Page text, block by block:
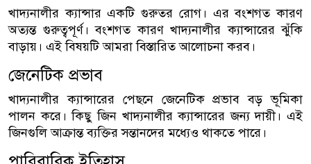
খাদ্যনালীর ক্যান্সার একটি গুরুতর রোগ। এর বংশগত কারণ
অত্যন্ত গুরুত্বপূর্ণ। বংশগত কারণ খাদ্যনালীর ক্যান্সারের ঝুঁকি
বাড়ায়। এই বিষয়টি আমরা বিস্তারিত আলোচনা করব।
জেনেটিক প্রভাব
খাদ্যনালীর ক্যান্সারের পেছনে জেনেটিক প্রভাব বড় ভূমিকা
পালন করে। কিছু জিন খাদ্যনালীর ক্যান্সারের জন্য দায়ী। এই
জিনগুলি আক্রান্ত ব্যক্তির সন্তানদের মধ্যেও থাকতে পারে।